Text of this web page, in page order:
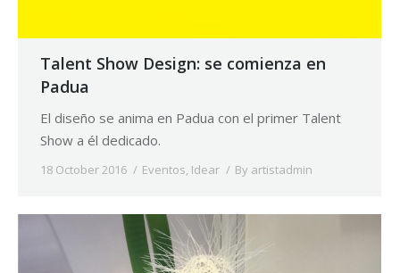
Talent Show Design: se comienza en
Padua
El diseño se anima en Padua con el primer Talent
Show a él dedicado.
18 October 2016 Eventos, Idear By artistadmin